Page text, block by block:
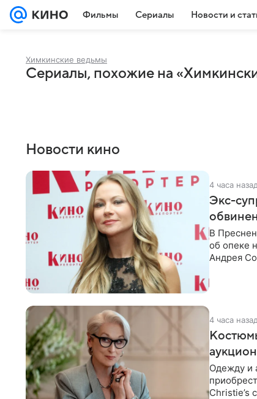
Фильмы Сериалы Новости и
Химкинские ведьмы
Сериалы, похожие на
Новости кино
4 часа назад
Экс-
В
об опеке
Андрея
4 часа назад
Одежду и
Christie’s